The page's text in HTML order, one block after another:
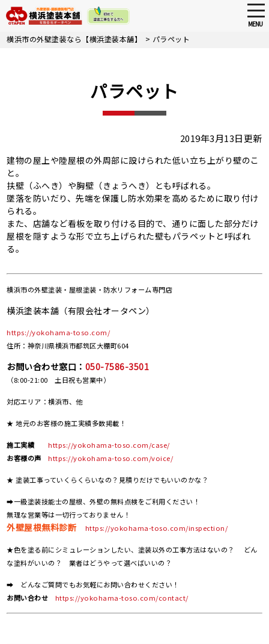
Skip
MENU
横浜市の外壁塗装なら【横浜塗装本舗】 > パラペット
パラペット
2019年3月13日更新
建物の屋上や陸屋根の外周部に設けられた低い立ち上がり壁のこ
と。
扶壁（ふへき）や胸壁（きょうへき）とも呼ばれる。
墜落を防いだり、先端を保護し防水効果を高めるために取り付け
られる。
また、店舗など看板を取り付ける目的で、通りに面した部分だけ
屋根を隠すような形で立ち上げられた壁もパラペットと呼ばれ
る。
横浜市の外壁塗装・屋根塗装・防水リフォーム専門店
横浜塗装本舗（有限会社オータペン）
https://yokohama-toso.com/
住所：神奈川県横浜市都筑区大棚町604
お問い合わせ窓口： 050-7586-3501
（8:00-21:00 土日祝も営業中）
対応エリア：横浜市、他
★ 地元のお客様の施工実績多数掲載！
施工実績
https://yokohama-toso.com/case/
お客様の声
https://yokohama-toso.com/voice/
★ 塗装工事っていくらくらいなの？見積りだけでもいいのかな？
➡一級塗装技能士の屋根、外壁の無料点検をご利用ください！
無理な営業等は一切行っておりません！
外壁屋根無料診断 https://yokohama-toso.com/inspection/
★色を塗る前にシミュレーションしたい、塗装以外の工事方法はないの？ どん
な塗料がいいの？ 業者はどうやって選べばいいの？
➡ どんなご質問でもお気軽にお問い合わせください！
お問い合わせ
https://yokohama-toso.com/contact/